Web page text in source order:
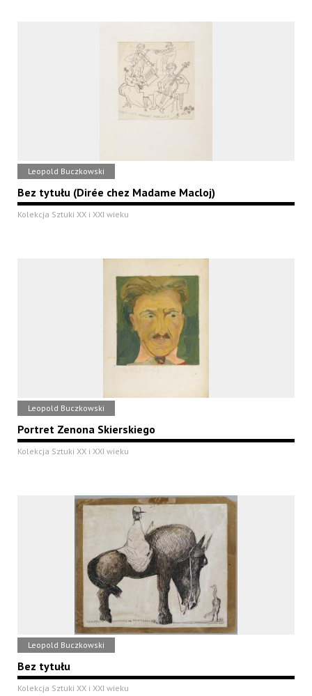
Leopold Buczkowski
Bez tytułu (Dirée chez Madame Macloj)
Kolekcja Sztuki XX i XXI wieku
Leopold Buczkowski
Portret Zenona Skierskiego
Kolekcja Sztuki XX i XXI wieku
Leopold Buczkowski
Bez tytułu
Kolekcja Sztuki XX i XXI wieku